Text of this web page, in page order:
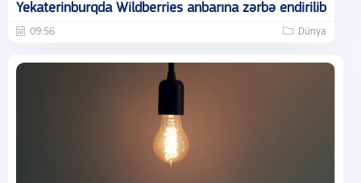
Yekaterinburqda Wildberries anbarına zərbə endirilib
09:56 Dünya